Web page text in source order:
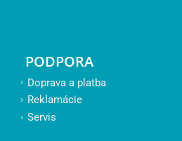
PODPORA
Doprava a platba
Reklamácie
Servis